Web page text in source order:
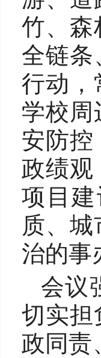
竹、森
全链条
行动，
学校周
安防控
政绩观
项目
质、
治的事
会议
切实担
政同责